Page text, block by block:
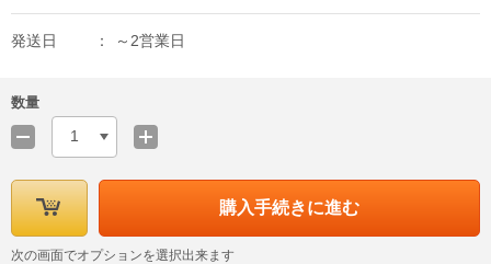
発送日 ～2営業日
数量
1
購入手続きに進む
次の画面でオプションを選択出来ます